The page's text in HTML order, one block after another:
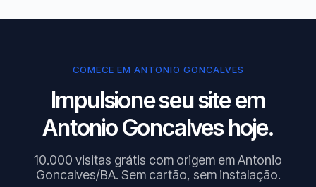
COMECE EM ANTONIO GONCALVES
Impulsione seu site em
Antonio Goncalves hoje.
10.000 visitas grátis com origem em Antonio
Goncalves/BA. Sem cartão, sem instalação.